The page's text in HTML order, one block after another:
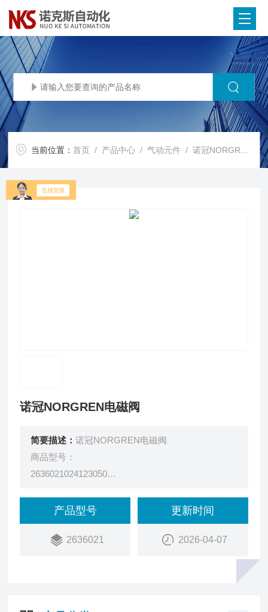
当前位置：首页 / 产品中心 /气动元件 /诺冠NORGREN电磁阀
诺冠NORGREN电磁阀
简要描述：诺冠NORGREN电磁阀
商品型号：
2636021024123050
51AC1057
销量：
产品型号
2636021
更新时间
2026-04-07